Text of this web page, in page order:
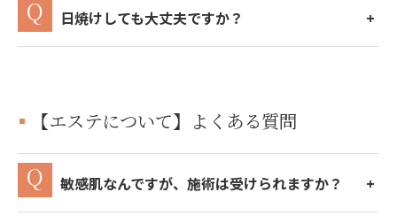
日焼けしても大丈夫ですか？
【エステについて】よくある質問
敏感肌なんですが、施術は受けられますか？